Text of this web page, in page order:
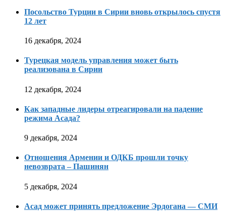
Посольство Турции в Сирии вновь открылось спустя
12 лет
16 декабря, 2024
Турецкая модель управления может быть
реализована в Сирии
12 декабря, 2024
Как западные лидеры отреагировали на падение
режима Асада?
9 декабря, 2024
Отношения Армении и ОДКБ прошли точку
невозврата – Пашинян
5 декабря, 2024
Асад может принять предложение Эрдогана — СМИ